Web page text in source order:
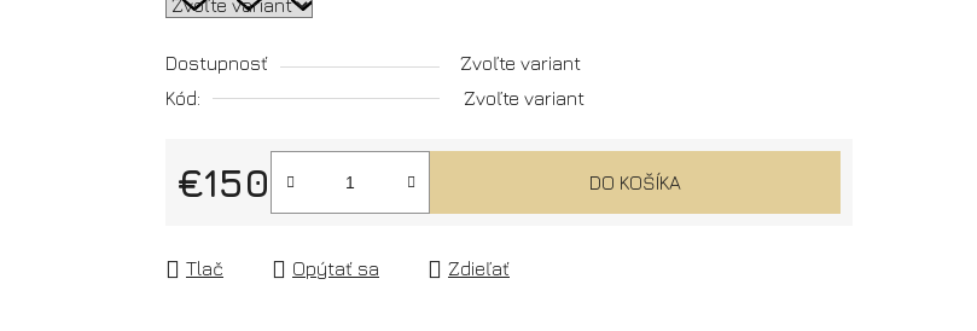
Dostupnosť
Zvoľte variant
Kód:
Zvoľte variant
€150
Jednotková cena:
DO KOŠÍKA
Tlač Opýtať sa Zdieľať